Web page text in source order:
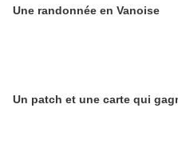
Une randonnée en Vanoise
Un patch et une carte qui